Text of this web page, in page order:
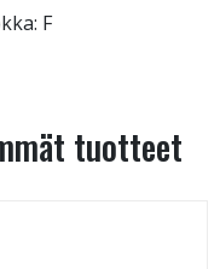
F
tuotteet